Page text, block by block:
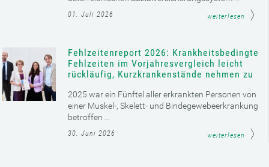
01. Juli 2026 weiterlesen
Fehlzeitenreport 2026: Krankheitsbedingte
Fehlzeiten im Vorjahresvergleich leicht
rückläufig, Kurzkrankenstände nehmen zu
2025 war ein Fünftel aller erkrankten Personen von
einer Muskel-, Skelett- und Bindegewebeerkrankung
betroffen ...
30. Juni 2026 weiterlesen